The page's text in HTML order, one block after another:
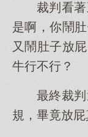
裁判看
是啊，你鬧
又鬧肚子放
牛行不行？
最終裁
規，畢竟放屁